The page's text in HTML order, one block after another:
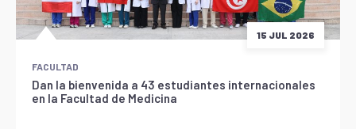
15 JUL 2026
FACULTAD
Dan la bienvenida a 43 estudiantes internacionales
en la Facultad de Medicina